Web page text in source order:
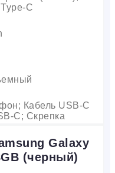
C
Кабель USB-C
C; Скрепка
Galaxy
(черный)